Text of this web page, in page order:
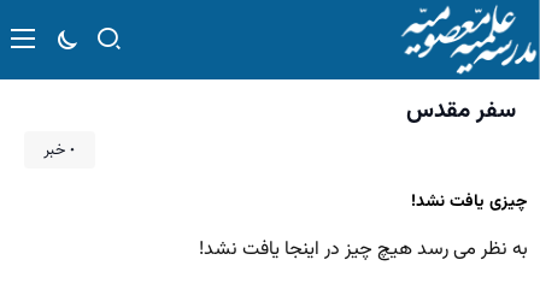
سفر مقدس
۰ خبر
چیزی یافت نشد!
به نظر می رسد هیچ چیز در اینجا یافت نشد!